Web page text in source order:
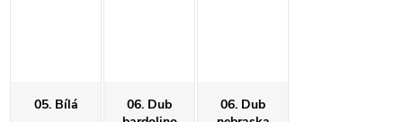
05. Bílá
06. Dub
06. Dub